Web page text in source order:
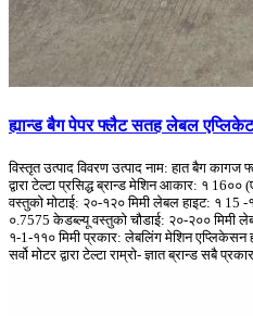
ह्यान्ड बैग पेपर फ्लैट सतह लेबल
विस्तृत उत्पाद विवरण उत्पाद नाम: हात बैग कागज
द्वारा टेल्टा प्रसिद्ध ब्रान्ड मेशिन आकार: १
वस्तुको मोटाई: २०-१२० मिमी लेबल हाइट: १ 15
०.7575 केडब्ल्यू वस्तुको चौडाई: २०-२०० मिमी
१-1-११० मिमी प्रकार: लेबलिंग मेशिन एप्लिकेसन
सर्वो मोटर द्वारा टेल्टा राम्रो- ज्ञात ब्रान्ड सबै